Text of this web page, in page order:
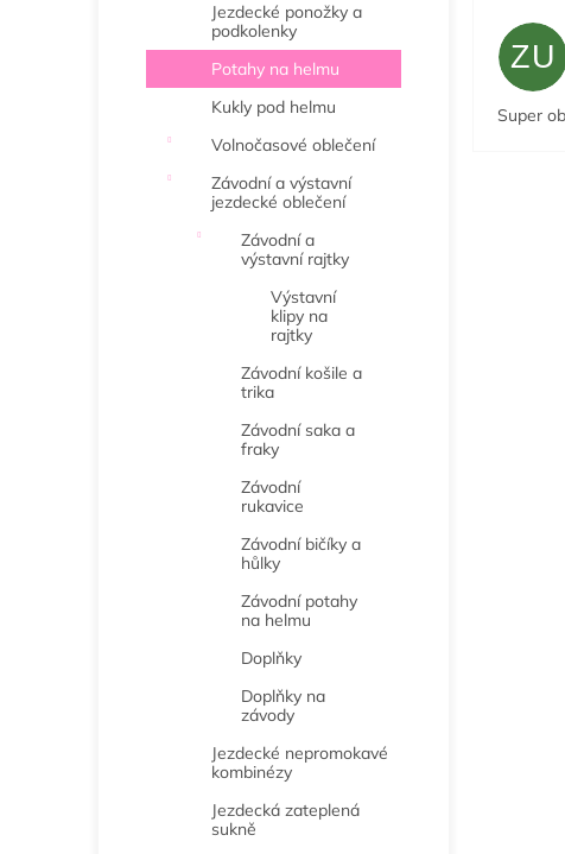
Jezdecké ponožky a
podkolenky
Potahy na helmu
Kukly pod helmu
Volnočasové oblečení
Závodní a výstavní
jezdecké oblečení
Závodní a
výstavní rajtky
Výstavní
klipy na
rajtky
Závodní košile a
trika
Závodní saka a
fraky
Závodní
rukavice
Závodní bičíky a
hůlky
Závodní potahy
na helmu
Doplňky
Doplňky na
závody
Jezdecké nepromokavé
kombinézy
Jezdecká zateplená
sukně
ZU
Super